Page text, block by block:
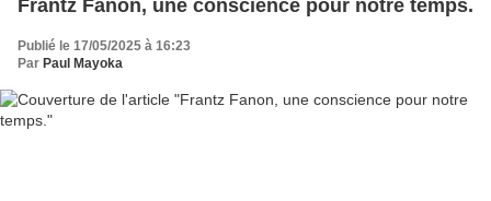
Frantz Fanon, une conscience pour notre temps.
Publié le 17/05/2025 à 16:23
Par Paul Mayoka